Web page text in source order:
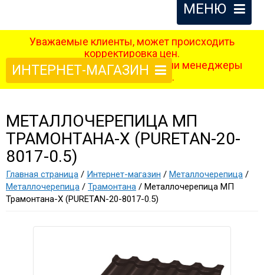
МЕНЮ
Уважаемые клиенты, может происходить
корректировка цен.
После оформления заказа наши менеджеры
свяжутся с вами.
ИНТЕРНЕТ-МАГАЗИН
МЕТАЛЛОЧЕРЕПИЦА МП
ТРАМОНТАНА-X (PURETAN-20-
8017-0.5)
Главная страница / Интернет-магазин / Металлочерепица /
Металлочерепица / Трамонтана / Металлочерепица МП
Трамонтана-X (PURETAN-20-8017-0.5)